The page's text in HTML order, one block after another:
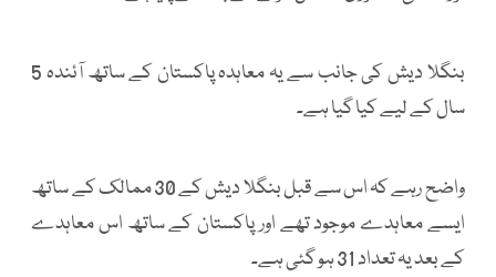
بنگلا دیش کی جانب سے یہ معاہدہ پاکستان کے ساتھ آئندہ 5
سال کے لیے کیا گیا ہے۔
واضح رہے کہ اس سے قبل بنگلا دیش کے 30 ممالک کے ساتھ
ایسے معاہدے موجود تھے اور پاکستان کے ساتھ اس معاہدے
کے بعد یہ تعداد 31 ہو گئی ہے۔